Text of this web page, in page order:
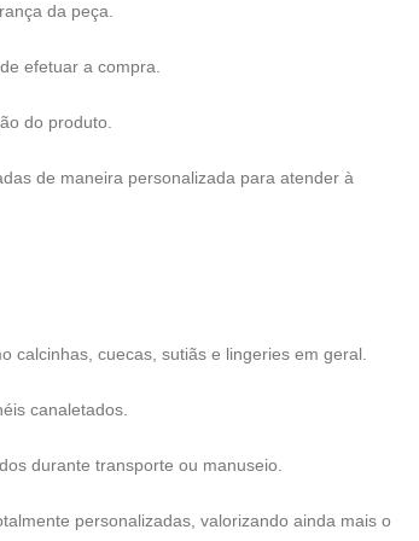
da peça.
efetuar a compra.
do produto.
de maneira personalizada para atender à
calcinhas, cuecas, sutiãs e lingeries em geral.
canaletados.
durante transporte ou manuseio.
personalizadas, valorizando ainda mais o